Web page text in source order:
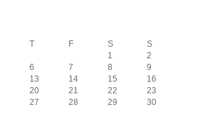
T F S
S
1
2
6 7 8
9
13 14 15
16
20 21 22
23
27 28 29
30